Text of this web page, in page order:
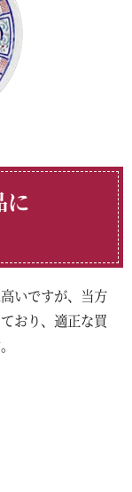
に
いですが、当方
おり、適正な買